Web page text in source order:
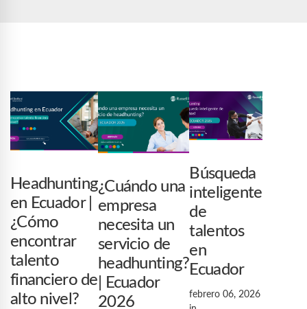
Headhunting
en Ecuador |
¿Cómo
encontrar
talento
financiero de
alto nivel?
¿Cuándo una
empresa
necesita un
servicio de
headhunting?
| Ecuador
2026
Búsqueda
inteligente
de
talentos
en
Ecuador
febrero 06, 2026